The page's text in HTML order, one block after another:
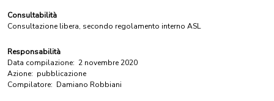
Consultabilità
Consultazione libera, secondo regolamento interno ASL
Responsabilità
Data compilazione: 2 novembre 2020
Azione: pubblicazione
Compilatore: Damiano Robbiani